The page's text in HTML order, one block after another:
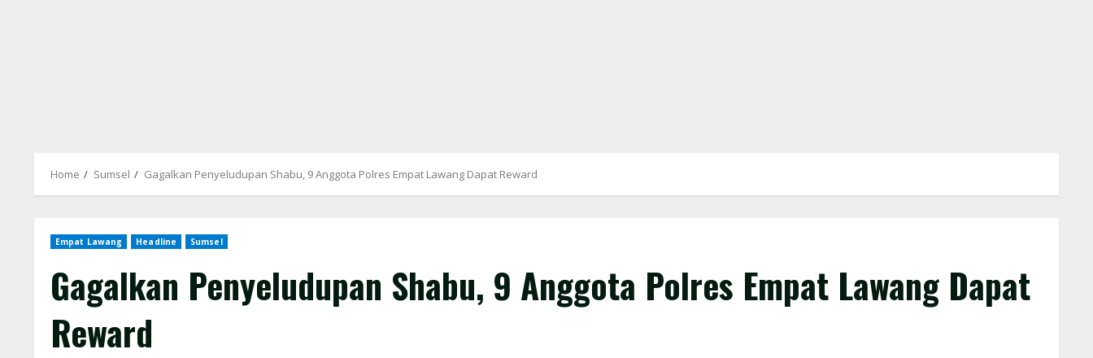
Home Sumsel Gagalkan Penyeludupan Shabu, 9 Anggota Polres Empat Lawang Dapat Reward
Empat Lawang Headline Sumsel
Gagalkan Penyeludupan Shabu, 9 Anggota Polres Empat Lawang Dapat
Reward